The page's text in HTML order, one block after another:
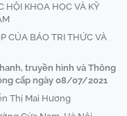
HỘI KHOA HỌC VÀ KỸ
CỦA BÁO TRI THỨC VÀ
truyền hình và Thông
cấp ngày 08/07/2021
Thị Mai Hương